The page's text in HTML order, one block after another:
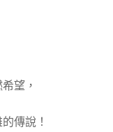
望，
傳說！